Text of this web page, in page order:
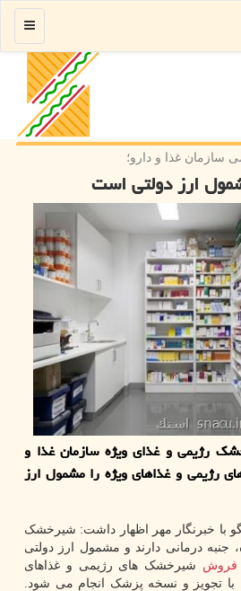
منو
سازمان غذا و دارو؛
ارز دولتی است
رژیمی و غذای ویژه سازمان غذا و
رژیمی و غذاهای ویژه را مشمول ارز
با خبرنگار مهر اظهار داشت: شیرخشک
جنبه درمانی دارند و مشمول ارز دولتی
فروش شیرخشک های رژیمی و غذاهای
با تجویز و نسخه پزشک انجام می شود.